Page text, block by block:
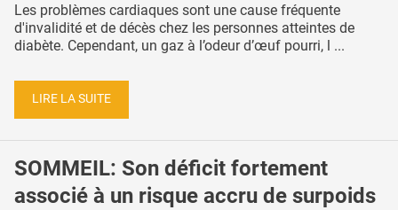
Les problèmes cardiaques sont une cause fréquente
d'invalidité et de décès chez les personnes atteintes de
diabète. Cependant, un gaz à l’odeur d’œuf pourri, l ...
LIRE LA SUITE
SOMMEIL: Son déficit fortement
associé à un risque accru de surpoids